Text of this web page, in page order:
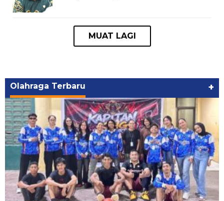
Olahraga Terbaru +